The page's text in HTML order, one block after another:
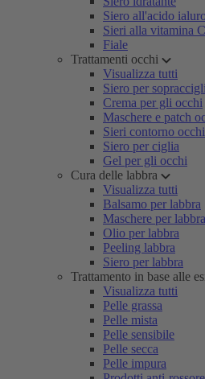
Siero all'acido
Sieri alla vitamina C
Fiale
Trattamenti occhi
Visualizza tutti
Siero per
Crema per gli occhi
Maschere e patch
Sieri contorno occhi
Siero per ciglia
Gel per gli occhi
Cura delle labbra
Visualizza tutti
Balsamo per labbra
Maschere per labbra
Olio per labbra
Peeling labbra
Siero per labbra
Trattamento in base alle
Visualizza tutti
Pelle grassa
Pelle mista
Pelle sensibile
Pelle secca
Pelle impura